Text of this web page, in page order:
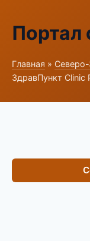
Портал
Главная »
ЗдравПункт Clinic